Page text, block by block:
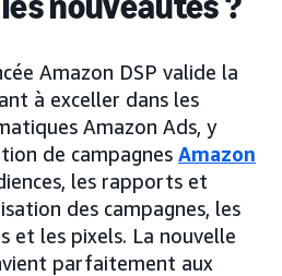
Amazon DSP valide la
à exceller dans les
Amazon Ads, y
de campagnes Amazon
les rapports et
des campagnes, les
et les pixels. La nouvelle
parfaitement aux